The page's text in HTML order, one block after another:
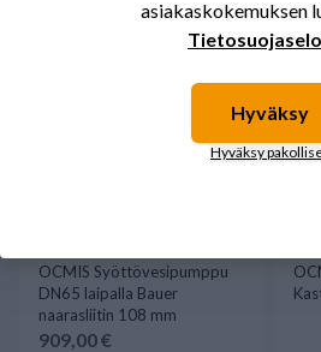
OCMIS Syöttövesipumppu
DN65 laipalla Bauer
naarasliitin 108 mm
909,00 €
asiakaskokemuksen
Hyväksy
Hyväksy